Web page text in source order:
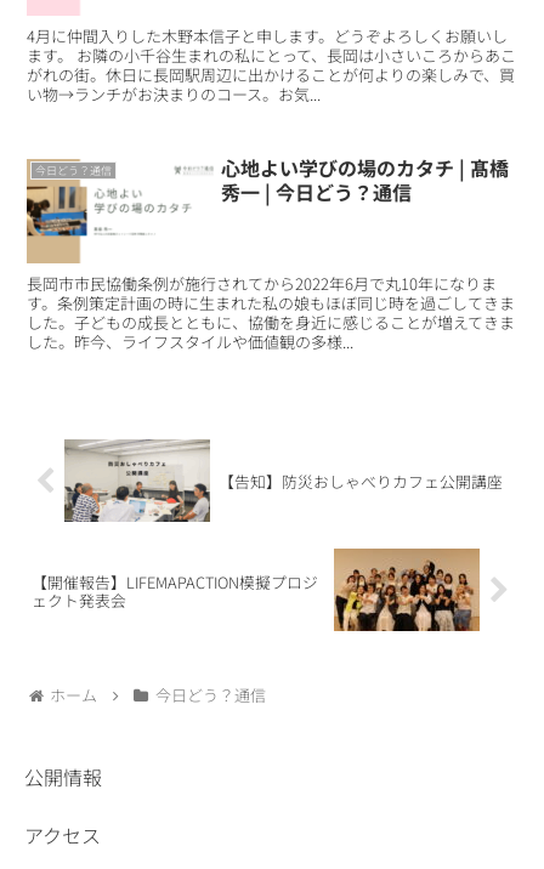
4月に仲間入りした木野本信子と申します。どうぞよろしくお願いし
ます。 お隣の小千谷生まれの私にとって、長岡は小さいころからあこ
がれの街。休日に長岡駅周辺に出かけることが何よりの楽しみで、買
い物→ランチがお決まりのコース。お気...
今日どう？通信
心地よい学びの場のカタチ | 髙橋
秀一 | 今日どう？通信
長岡市市民協働条例が施行されてから2022年6月で丸10年になりま
す。条例策定計画の時に生まれた私の娘もほぼ同じ時を過ごしてきま
した。子どもの成長とともに、協働を身近に感じることが増えてきま
した。昨今、ライフスタイルや価値観の多様...
【告知】防災おしゃべりカフェ公開講座
【開催報告】LIFEMAPACTION模擬プロジ
ェクト発表会
ホーム 今日どう？通信
公開情報
アクセス